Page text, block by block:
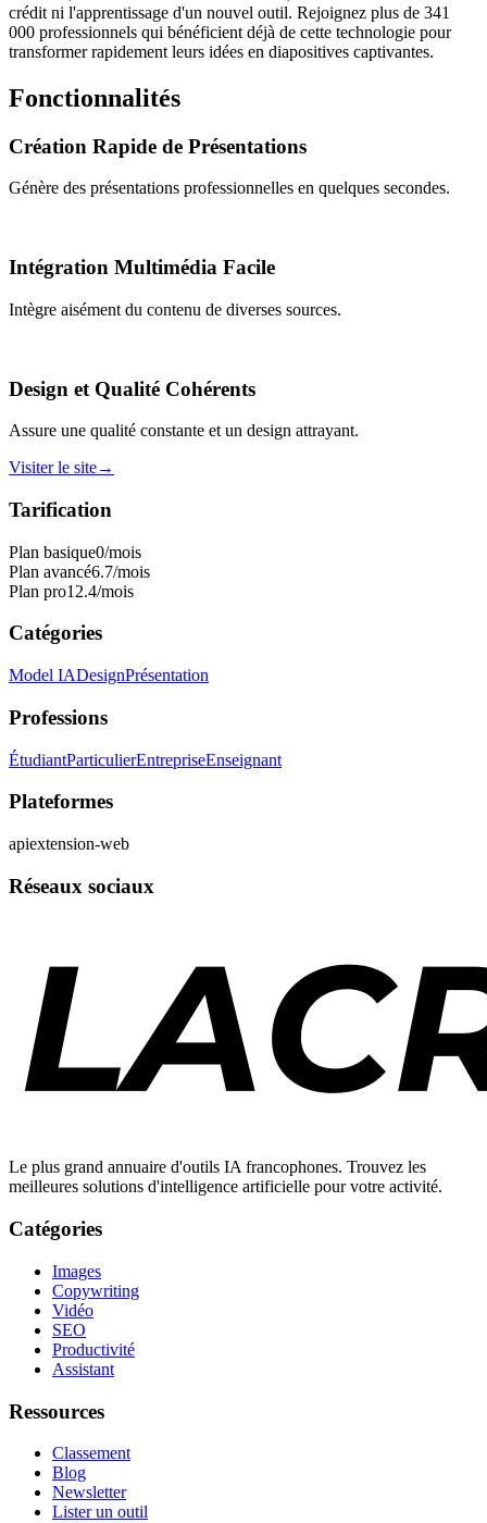
crédit ni l'apprentissage d'un nouvel outil. Rejoignez plus de 341
000 professionnels qui bénéficient déjà de cette technologie pour
transformer rapidement leurs idées en diapositives captivantes.
Fonctionnalités
Création Rapide de Présentations
Génère des présentations professionnelles en quelques secondes.
Intégration Multimédia Facile
Intègre aisément du contenu de diverses sources.
Design et Qualité Cohérents
Assure une qualité constante et un design attrayant.
Visiter le site→
Tarification
Plan basique0/mois
Plan avancé6.7/mois
Plan pro12.4/mois
Catégories
Model IADesignPrésentation
Professions
ÉtudiantParticulierEntrepriseEnseignant
Plateformes
apiextension-web
Réseaux sociaux
Le plus grand annuaire d'outils IA francophones. Trouvez les
meilleures solutions d'intelligence artificielle pour votre activité.
Catégories
Images
Copywriting
Vidéo
SEO
Productivité
Assistant
Ressources
Classement
Blog
Newsletter
Lister un outil